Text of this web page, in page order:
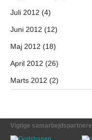
Juli 2012 (4)
Juni 2012 (12)
Maj 2012 (18)
April 2012 (26)
Marts 2012 (2)
Vigtige samarbejdspartnere